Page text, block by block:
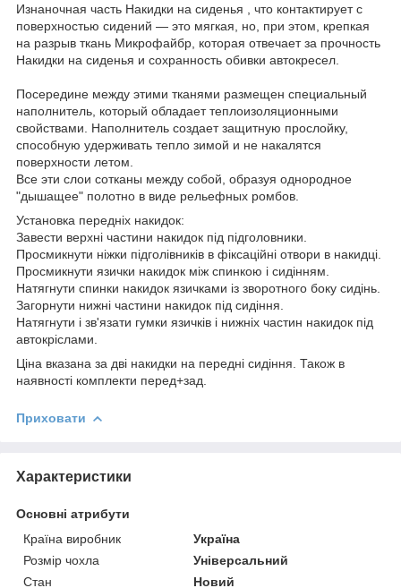
Изнаночная часть Накидки на сиденья , что контактирует с
поверхностью сидений — это мягкая, но, при этом, крепкая
на разрыв ткань Микрофайбр, которая отвечает за прочность
Накидки на сиденья и сохранность обивки автокресел.
Посередине между этими тканями размещен специальный
наполнитель, который обладает теплоизоляционными
свойствами. Наполнитель создает защитную прослойку,
способную удерживать тепло зимой и не накалятся
поверхности летом.
Все эти слои сотканы между собой, образуя однородное
"дышащее" полотно в виде рельефных ромбов.
Установка передніх накидок:
Завести верхні частини накидок під підголовники.
Просмикнути ніжки підголівників в фіксаційні отвори в накидці.
Просмикнути язички накидок між спинкою і сидінням.
Натягнути спинки накидок язичками із зворотного боку сидінь.
Загорнути нижні частини накидок під сидіння.
Натягнути і зв'язати гумки язичків і нижніх частин накидок під
автокріслами.
Ціна вказана за дві накидки на передні сидіння. Також в
наявності комплекти перед+зад.
Приховати
Характеристики
Основні атрибути
Країна виробник
Україна
Розмір чохла
Універсальний
Стан
Новий